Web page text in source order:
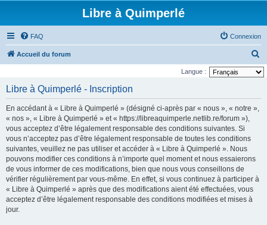
Libre à Quimperlé
FAQ Connexion
Accueil du forum
e
Langue :
Libre à Quimperlé - Inscription
En accédant à « Libre à Quimperlé » (désigné ci-après par « nous », « notre »,
« nos », « Libre à Quimperlé » et « https://libreaquimperle.netlib.re/forum »),
vous acceptez d’être légalement responsable des conditions suivantes. Si
vous n’acceptez pas d’être légalement responsable de toutes les conditions
suivantes, veuillez ne pas utiliser et accéder à « Libre à Quimperlé ». Nous
pouvons modifier ces conditions à n’importe quel moment et nous essaierons
de vous informer de ces modifications, bien que nous vous conseillons de
vérifier régulièrement par vous-même. En effet, si vous continuez à participer à
« Libre à Quimperlé » après que des modifications aient été effectuées, vous
acceptez d’être légalement responsable des conditions modifiées et mises à
jour.